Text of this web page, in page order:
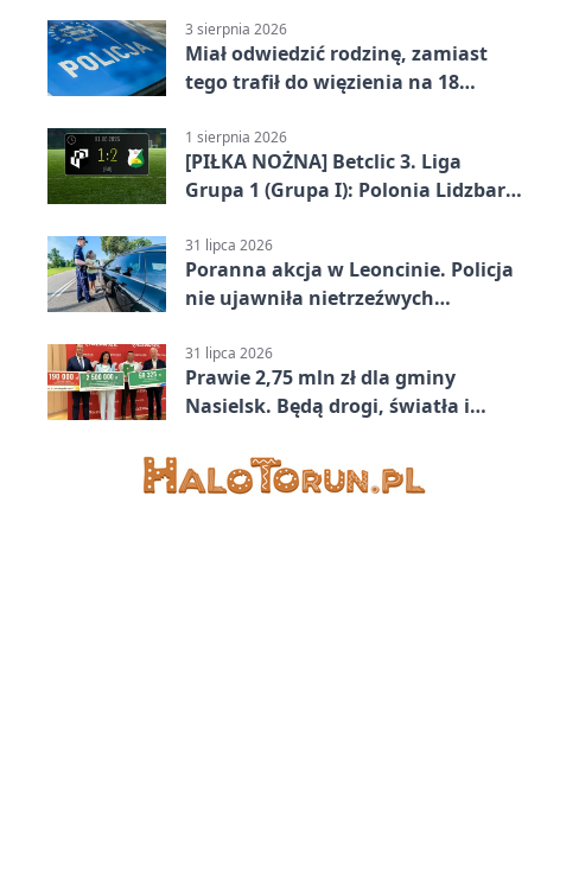
3 sierpnia 2026
Miał odwiedzić rodzinę, zamiast
tego trafił do więzienia na 18
1 sierpnia 2026
[PIŁKA NOŻNA] Betclic 3. Liga
Grupa 1 (Grupa I): Polonia Lidzbark
Mazowiecki 1:2
31 lipca 2026
Poranna akcja w Leoncinie. Policja
nie ujawniła nietrzeźwych
31 lipca 2026
Prawie 2,75 mln zł dla gminy
Nasielsk. Będą drogi, światła i